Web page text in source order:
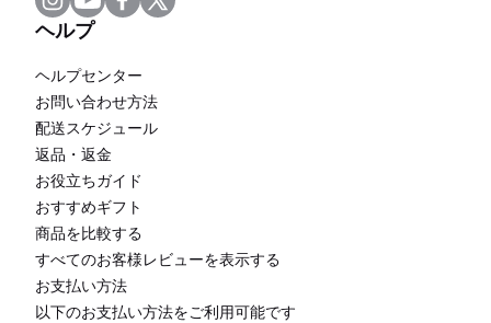
ヘルプ
ヘルプセンター
お問い合わせ方法
配送スケジュール
返品・返金
お役立ちガイド
おすすめギフト
商品を比較する
すべてのお客様レビューを表示する
お支払い方法
以下のお支払い方法をご利用可能です